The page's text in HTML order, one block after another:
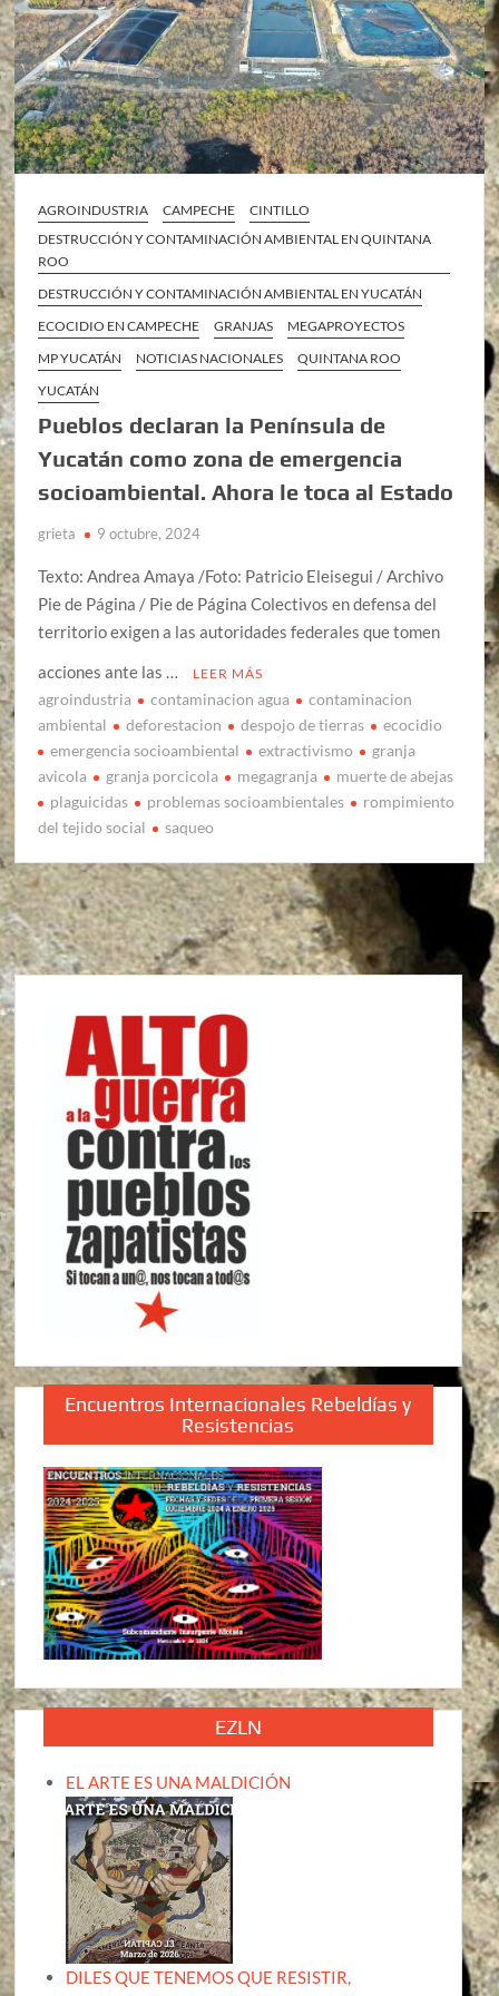
AGROINDUSTRIA CAMPECHE
CINTILLO
DESTRUCCIÓN Y CONTAMINACIÓN AMBIENTAL EN QUINTANA
ROO
DESTRUCCIÓN Y CONTAMINACIÓN AMBIENTAL EN YUCATÁN
ECOCIDIO EN CAMPECHE
GRANJAS
MEGAPROYECTOS
MP YUCATÁN
NOTICIAS NACIONALES
QUINTANA ROO
YUCATÁN
Pueblos declaran la Península de
Yucatán como zona de emergencia
socioambiental. Ahora le toca al Estado
grieta 9 octubre, 2024
Texto: Andrea Amaya /Foto: Patricio Eleisegui / Archivo
Pie de Página / Pie de Página Colectivos en defensa del
territorio exigen a las autoridades federales que tomen
acciones ante las …
LEER MÁS
agroindustria contaminacion agua
contaminacion
ambiental
deforestacion despojo de tierras
ecocidio
emergencia socioambiental
extractivismo
granja
avicola
granja porcicola megagranja
muerte de abejas
plaguicidas
problemas socioambientales
rompimiento
del tejido social
saqueo
Encuentros Internacionales Rebeldías y
Resistencias
EZLN
EL ARTE ES UNA MALDICIÓN
DILES QUE TENEMOS QUE RESISTIR,